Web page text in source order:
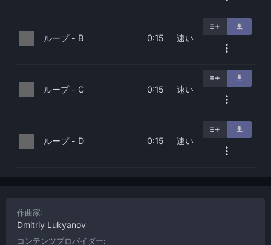
ループ - B 0:15 速い
ループ - C 0:15 速い
ループ - D 0:15 速い
作曲家:
Dmitriy Lukyanov
コンテンツプロバイダー: